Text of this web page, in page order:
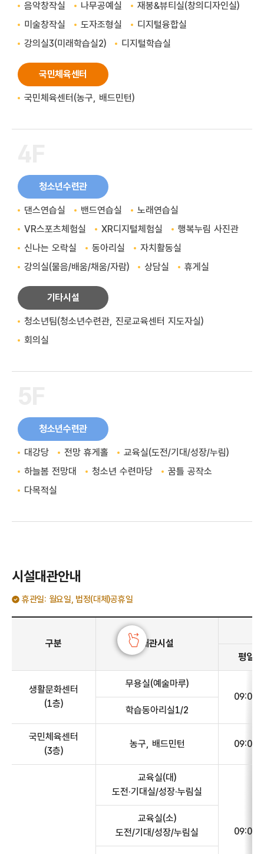
음악창작실 나무공예실
재봉&뷰티실(창의디자인실)
미술창작실
도자조형실
디지털융합실
강의실3(미래학습실2)
디지털학습실
국민체육센터
국민체육센터(농구, 배드민턴)
청소년수련관
댄스연습실 밴드연습실
노래연습실
VR스포츠체험실
XR디지털체험실
행복누림 사진관
신나는 오락실
동아리실
자치활동실
강의실(물음/배움/채움/자람)
상담실 휴게실
기타시설
청소년팀(청소년수련관, 진로교육센터 지도자실)
회의실
청소년수련관
대강당 전망 휴게홀
교육실(도전/기대/성장/누림)
하늘봄 전망대
청소년 수련마당
꿈틀 공작소
다목적실
시설대관안내
휴관일: 월요일, 법정(대체)공휴일
시설대관안내 - 구분, 대관시설, 운영시간(평일(화~금), 주말(토~일), 수용인원, 1일 최대 이용시간) 정보 제공
구분
대관시설
평일(
생활문화센터
(1층)
무용실(예술마루)
학습동아리실1/2
국민체육센터
(3층)
농구, 배드민턴
교육실(대)
도전·기대실/성장·누림실
교육실(소)
도전/기대/성장/누림실